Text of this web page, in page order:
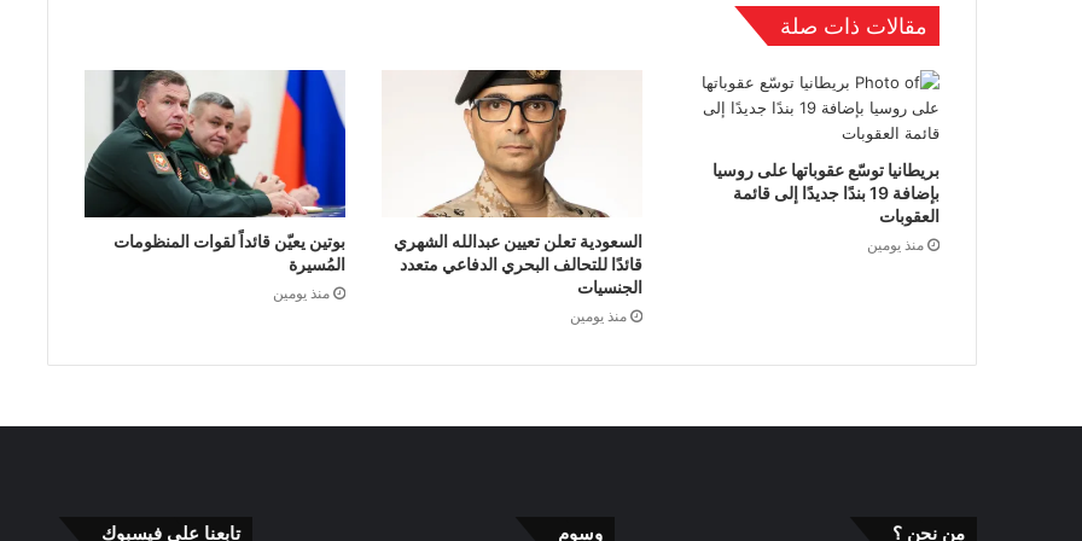
مقالات ذات صلة
بريطانيا توسّع عقوباتها على روسيا
بإضافة 19 بندًا جديدًا إلى قائمة
العقوبات
منذ يومين
السعودية تعلن تعيين عبدالله الشهري
قائدًا للتحالف البحري الدفاعي متعدد
الجنسيات
منذ يومين
بوتين يعيّن قائداً لقوات المنظومات
المُسيرة
منذ يومين
من نحن ؟ وسوم تابعنا على فيسبوك